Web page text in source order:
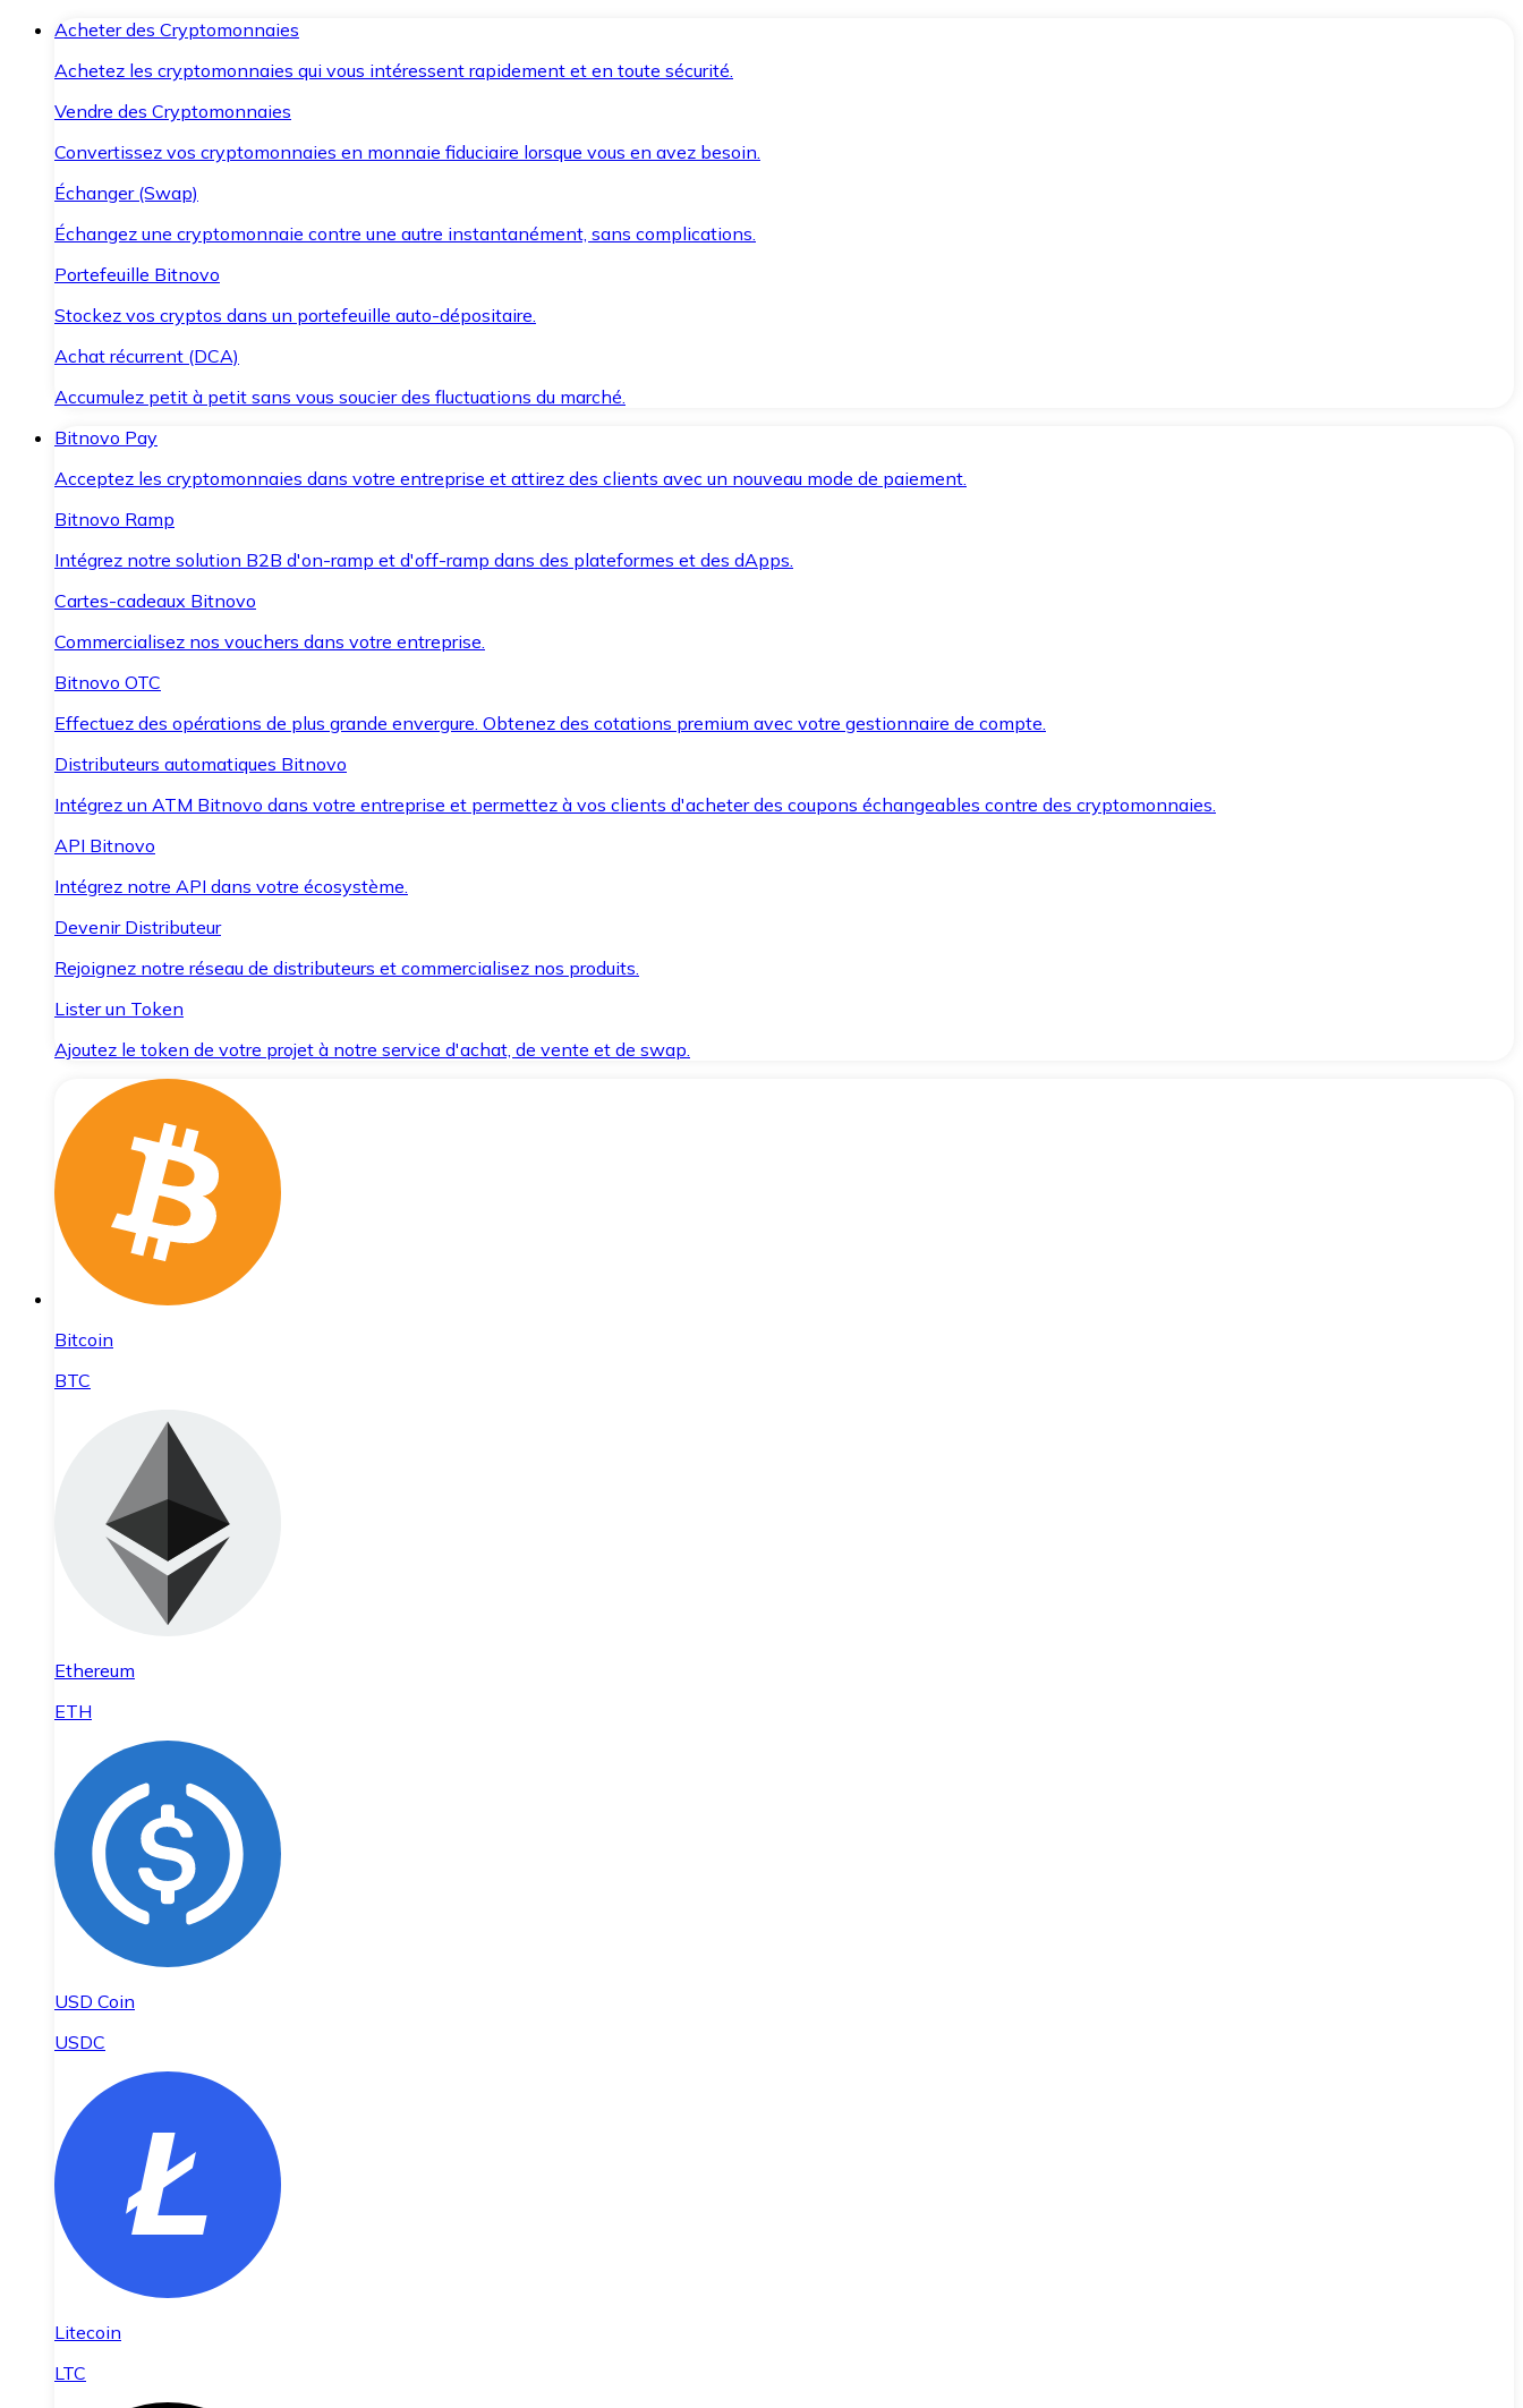
Acheter des Cryptomonnaies
Achetez les cryptomonnaies qui vous intéressent rapidement et en toute sécurité.
Vendre des Cryptomonnaies
Convertissez vos cryptomonnaies en monnaie fiduciaire lorsque vous en avez besoin.
Échanger (Swap)
Échangez une cryptomonnaie contre une autre instantanément, sans complications.
Portefeuille Bitnovo
Stockez vos cryptos dans un portefeuille auto-dépositaire.
Achat récurrent (DCA)
Accumulez petit à petit sans vous soucier des fluctuations du marché.
Bitnovo Pay
Acceptez les cryptomonnaies dans votre entreprise et attirez des clients avec un nouveau mode de paiement.
Bitnovo Ramp
Intégrez notre solution B2B d'on-ramp et d'off-ramp dans des plateformes et des dApps.
Cartes-cadeaux Bitnovo
Commercialisez nos vouchers dans votre entreprise.
Bitnovo OTC
Effectuez des opérations de plus grande envergure. Obtenez des cotations premium avec votre gestionnaire de compte.
Distributeurs automatiques Bitnovo
Intégrez un ATM Bitnovo dans votre entreprise et permettez à vos clients d'acheter des coupons échangeables contre des cryptomonnaies.
API Bitnovo
Intégrez notre API dans votre écosystème.
Devenir Distributeur
Rejoignez notre réseau de distributeurs et commercialisez nos produits.
Lister un Token
Ajoutez le token de votre projet à notre service d'achat, de vente et de swap.
Bitcoin
BTC
Ethereum
ETH
USD Coin
USDC
Litecoin
LTC